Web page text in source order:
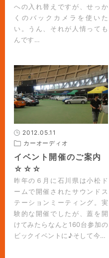
への入れ替えですが、せっか
くのバックカメラを使いた
い。うん、それが人情っても
んです…
2012.05.11
カーオーディオ
イベント開催のご案内
☆☆☆
昨年の６月に石川県は小松ド
ームで開催されたサウンドス
テーションミーティング。実
験的な開催でしたが、蓋を開
けてみたらなんと160台参加の
ビックイベントに♪そして今…